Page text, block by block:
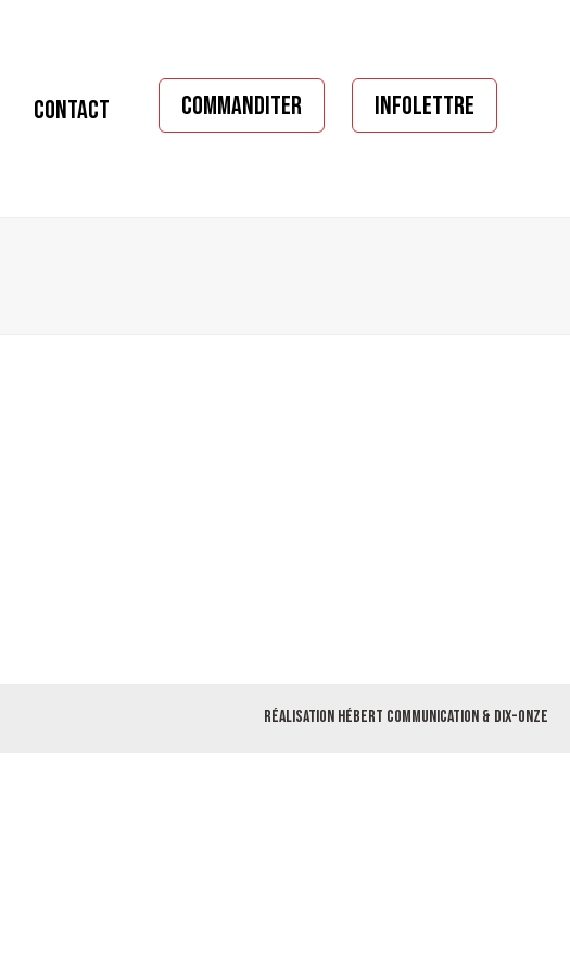
CONTACT COMMANDITER INFOLETTRE
Réalisation Hébert Communication & Dix-Onze